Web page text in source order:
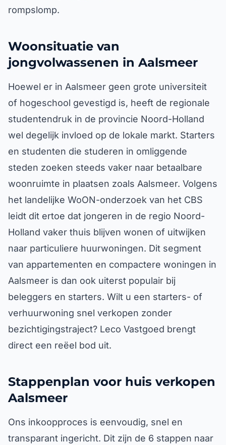
rompslomp.
Woonsituatie van
jongvolwassenen in Aalsmeer
Hoewel er in Aalsmeer geen grote universiteit
of hogeschool gevestigd is, heeft de regionale
studentendruk in de provincie Noord-Holland
wel degelijk invloed op de lokale markt. Starters
en studenten die studeren in omliggende
steden zoeken steeds vaker naar betaalbare
woonruimte in plaatsen zoals Aalsmeer. Volgens
het landelijke WoON-onderzoek van het CBS
leidt dit ertoe dat jongeren in de regio Noord-
Holland vaker thuis blijven wonen of uitwijken
naar particuliere huurwoningen. Dit segment
van appartementen en compactere woningen in
Aalsmeer is dan ook uiterst populair bij
beleggers en starters. Wilt u een starters- of
verhuurwoning snel verkopen zonder
bezichtigingstraject? Leco Vastgoed brengt
direct een reëel bod uit.
Stappenplan voor huis verkopen
Aalsmeer
Ons inkoopproces is eenvoudig, snel en
transparant ingericht. Dit zijn de 6 stappen naar